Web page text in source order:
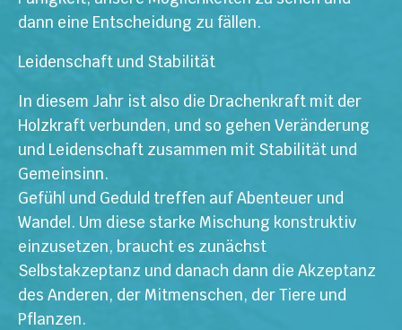
dann eine Entscheidung zu fällen.
Leidenschaft und Stabilität
In diesem Jahr ist also die Drachenkraft mit der
Holzkraft verbunden, und so gehen Veränderung
und Leidenschaft zusammen mit Stabilität und
Gemeinsinn.
Gefühl und Geduld treffen auf Abenteuer und
Wandel. Um diese starke Mischung konstruktiv
einzusetzen, braucht es zunächst
Selbstakzeptanz und danach dann die Akzeptanz
des Anderen, der Mitmenschen, der Tiere und
Pflanzen.